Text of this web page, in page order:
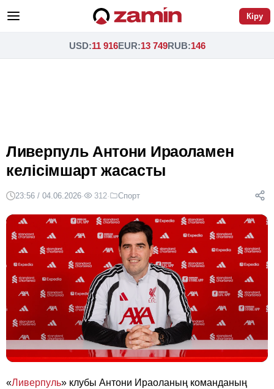
Кіру
USD:11 916EUR:13 749RUB:146
Ливерпуль Антони Ираоламен
келісімшарт жасасты
23:56 / 04.06.2026· 312· Спорт
«Ливерпуль» клубы Антони Ираоланың команданың